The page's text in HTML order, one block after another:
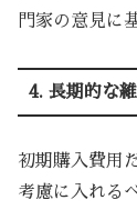
門家の意見に
4. 長期的な
初期購入費用
考慮に入れる